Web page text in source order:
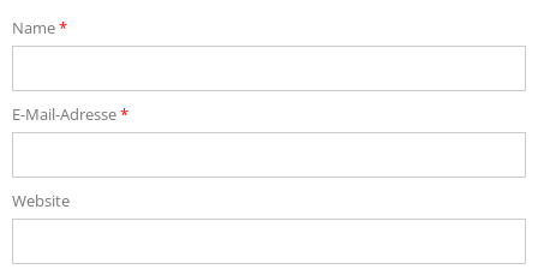
Name*
E-Mail-Adresse*
Website